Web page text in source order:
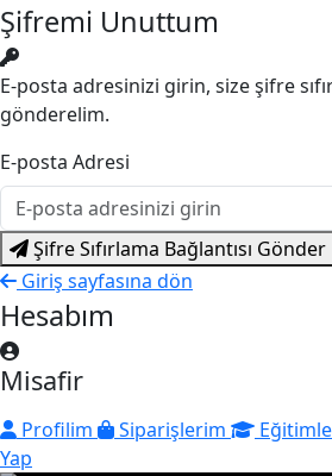
Şifremi Unuttum
E-posta adresinizi girin, size şifre
gönderelim.
E-posta Adresi
Şifre Sıfırlama Bağlantısı Gönder
Giriş sayfasına dön
Hesabım
Misafir
Profilim Siparişlerim
Yap